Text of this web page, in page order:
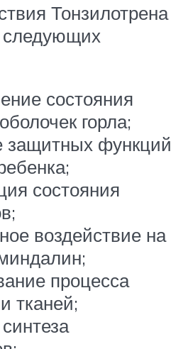
Тонзилотрена
следующих
состояния
горла;
функций
состояния
воздействие на
процесса
тканей;